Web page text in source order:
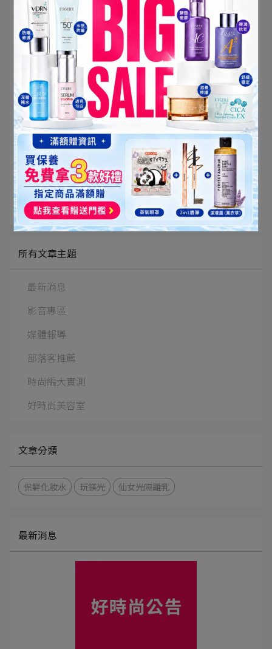
眼部保養真的不能忽略
才能一直保有美美的電眼唷
▲文章出處：
https://www.facebook.com/apolife77/photos/pcb.344265
3425811556/3442653305811568
所有文章主題
最新消息
影音專區
媒體報導
部落客推薦
時尚編大實測
好時尚美容室
文章分類
保鮮化妝水 玩鎂光 仙女光隔離乳
最新消息